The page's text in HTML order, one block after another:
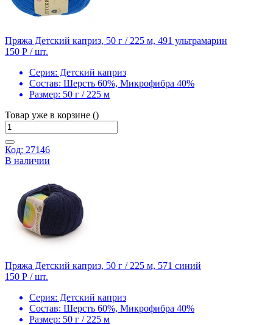
Пряжа Детский каприз, 50 г / 225 м, 491 ультрамарин
150 Р / шт.
Серия: Детский каприз
Состав: Шерсть 60%, Микрофибра 40%
Размер: 50 г / 225 м
Товар уже в корзине ()
Код: 27146
В наличии
Пряжа Детский каприз, 50 г / 225 м, 571 синий
150 Р / шт.
Серия: Детский каприз
Состав: Шерсть 60%, Микрофибра 40%
Размер: 50 г / 225 м